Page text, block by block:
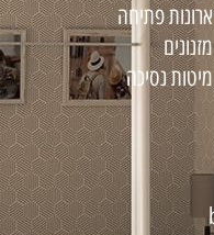
ארונות פתיחה
מזנונים
מיטות נסיכה